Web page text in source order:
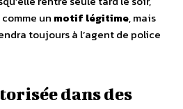
un motif légitime, mais
toujours à l’agent de police
dans des